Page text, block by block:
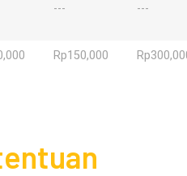
---
---
Rp150,000